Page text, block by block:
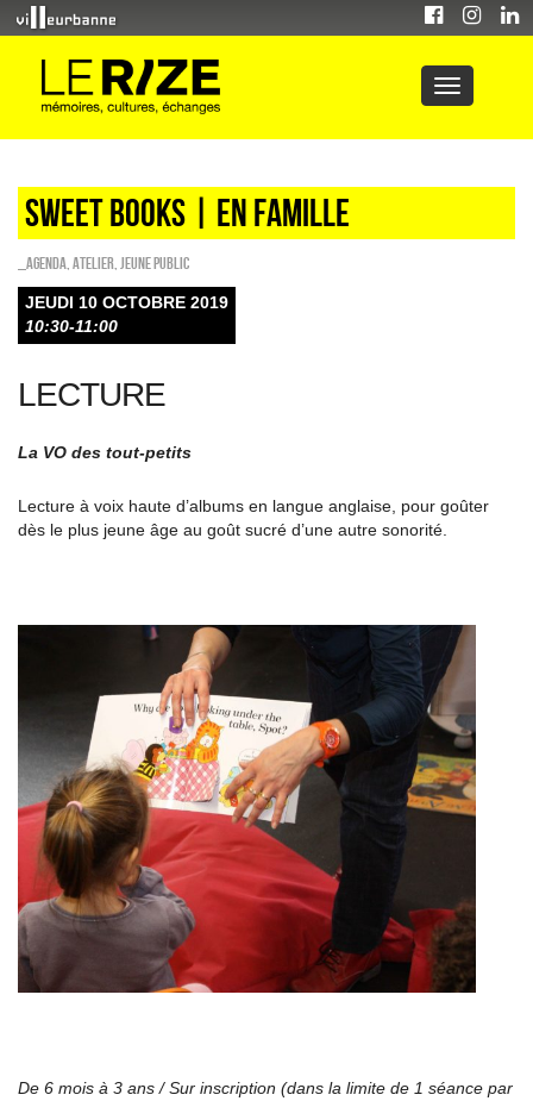
Sweet Books | en famille
_Agenda Atelier Jeune public
JEUDI 10 OCTOBRE 2019
10:30-11:00
LECTURE
La VO des tout-petits
Lecture à voix haute d’albums en langue anglaise, pour goûter
dès le plus jeune âge au goût sucré d’une autre sonorité.
De 6 mois à 3 ans / Sur inscription (dans la limite de 1 séance par